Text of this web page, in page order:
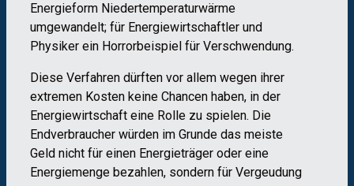
Energieform Niedertemperaturwärme
umgewandelt; für Energiewirtschaftler und
Physiker ein Horrorbeispiel für Verschwendung.
Diese Verfahren dürften vor allem wegen ihrer
extremen Kosten keine Chancen haben, in der
Energiewirtschaft eine Rolle zu spielen. Die
Endverbraucher würden im Grunde das meiste
Geld nicht für einen Energieträger oder eine
Energiemenge bezahlen, sondern für Vergeudung